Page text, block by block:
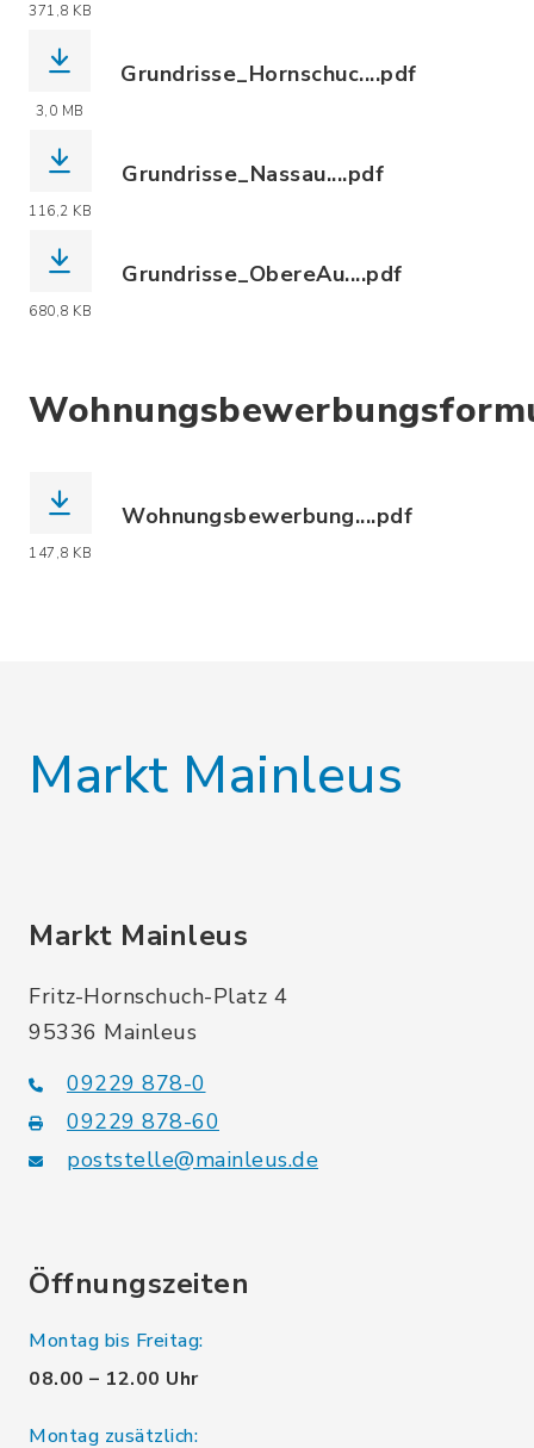
371,8 KB
3,0 MB
Grundrisse_Hornschuc....pdf
116,2 KB
Grundrisse_Nassau....pdf
680,8 KB
Grundrisse_ObereAu....pdf
147,8 KB
Wohnungsbewerbung....pdf
Markt Mainleus
Markt Mainleus
Fritz-Hornschuch-Platz 4
95336 Mainleus
09229 878-0
09229 878-60
poststelle@mainleus.de
Öffnungszeiten
Montag bis Freitag:
08.00 – 12.00 Uhr
Montag zusätzlich: